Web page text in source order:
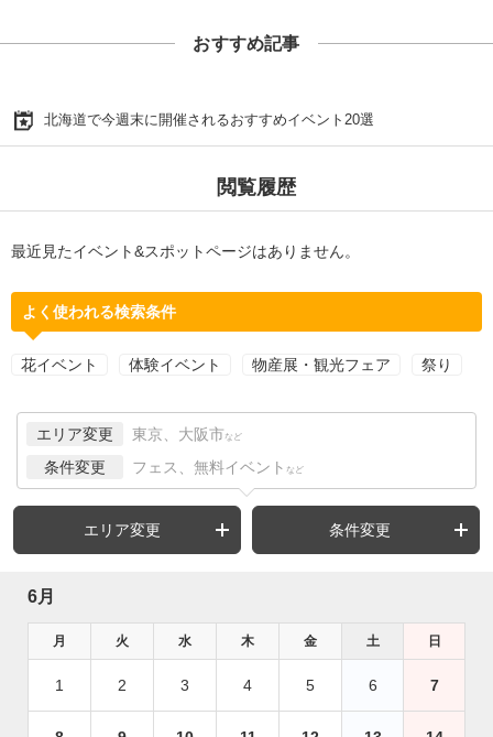
おすすめ記事
北海道で今週末に開催されるおすすめイベント20選
閲覧履歴
最近見たイベント&スポットページはありません。
よく使われる検索条件
花イベント 体験イベント 物産展・観光フェア 祭り
エリア変更 東京、大阪市 など
条件変更 フェス、無料イベント など
エリア変更 条件変更
6月
月 火 水 木 金 土 日
1 2 3 4 5 6 7